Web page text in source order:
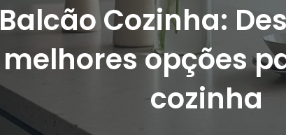
Balcão Cozinha:
melhores opções
cozinha